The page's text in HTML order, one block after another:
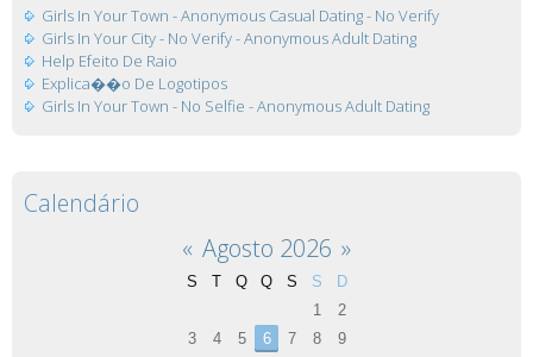
Girls In Your Town - Anonymous Casual Dating - No Verify
Girls In Your City - No Verify - Anonymous Adult Dating
Help Efeito De Raio
Explica��o De Logotipos
Girls In Your Town - No Selfie - Anonymous Adult Dating
Calendário
« Agosto 2026 »
S T Q Q S S
D
1
2
3
4 5 6 7 8
9